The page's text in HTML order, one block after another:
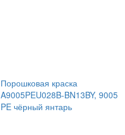
Порошковая краска
A9005PEU028B-BN13BY, 9005
PE чёрный янтарь